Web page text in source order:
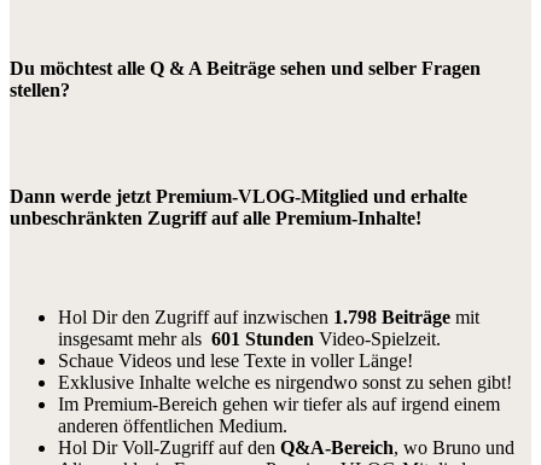
Du möchtest alle Q & A Beiträge sehen und selber Fragen
stellen?
Dann werde jetzt Premium-VLOG-Mitglied und erhalte
unbeschränkten Zugriff auf alle Premium-Inhalte!
Hol Dir den Zugriff auf inzwischen 1.798 Beiträge mit
insgesamt mehr als 601 Stunden Video-Spielzeit.
Schaue Videos und lese Texte in voller Länge!
Exklusive Inhalte welche es nirgendwo sonst zu sehen gibt!
Im Premium-Bereich gehen wir tiefer als auf irgend einem
anderen öffentlichen Medium.
Hol Dir Voll-Zugriff auf den Q&A-Bereich, wo Bruno und